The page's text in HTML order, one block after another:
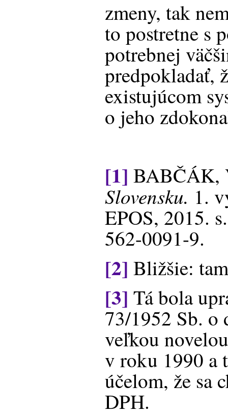
zmeny, tak
to postretne s
potrebnej
predpokladať,
existujúcom
o jeho
[1] BABČÁK,
Slovensku. 1.
EPOS, 2015.
562-0091-9.
[2] Bližšie:
[3] Tá bola
73/1952 Sb. o
veľkou
v roku 1990 a
účelom, že sa
DPH.